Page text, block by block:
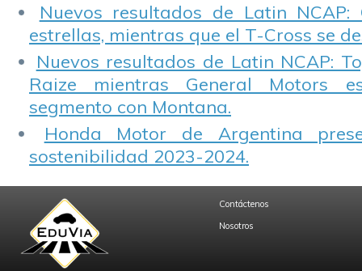
Nuevos resultados de Latin NCAP:
estrellas, mientras que el T-Cross se
Nuevos resultados de Latin NCAP:
Raize mientras General Motors
segmento con Montana.
Honda Motor de Argentina
sostenibilidad 2023-2024.
Contáctenos
Nosotros